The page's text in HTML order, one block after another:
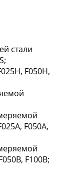
стали
F050H,
F050А,
F100В;